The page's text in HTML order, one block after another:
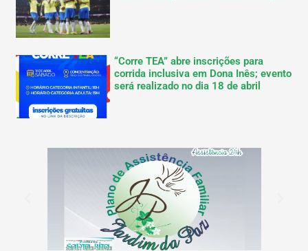
“Corre TEA” abre inscrições para
corrida inclusiva em Dona Inês; evento
será realizado no dia 18 de abril